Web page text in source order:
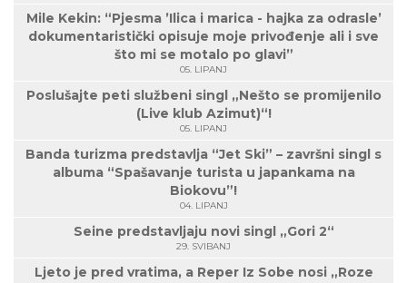
Mile Kekin: “Pjesma ’Ilica i marica - hajka za odrasle’
dokumentaristički opisuje moje privođenje ali i sve
što mi se motalo po glavi”
05. LIPANJ
Poslušajte peti službeni singl „Nešto se promijenilo
(Live klub Azimut)“!
05. LIPANJ
Banda turizma predstavlja “Jet Ski” – završni singl s
albuma “Spašavanje turista u japankama na
Biokovu”!
04. LIPANJ
Seine predstavljaju novi singl „Gori 2“
29. SVIBANJ
Ljeto je pred vratima, a Reper Iz Sobe nosi „Roze